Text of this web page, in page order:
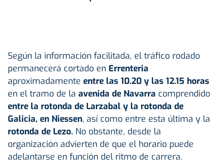
Según la información facilitada, el tráfico rodado
permanecerá cortado en Errenteria
aproximadamente entre las 10.20 y las 12.15 horas
en el tramo de la avenida de Navarra comprendido
entre la rotonda de Larzabal y la rotonda de
Galicia, en Niessen, así como entre esta última y la
rotonda de Lezo. No obstante, desde la
organización advierten de que el horario puede
adelantarse en función del ritmo de carrera.